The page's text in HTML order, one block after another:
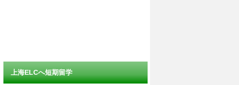
上海ELCへ短期留学